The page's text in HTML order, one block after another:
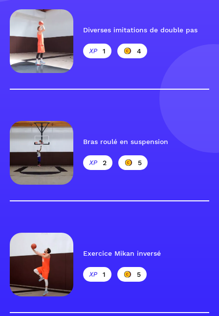
Diverses imitations de double pas
1 4
Bras roulé en suspension
2 5
Exercice Mikan inversé
1 5